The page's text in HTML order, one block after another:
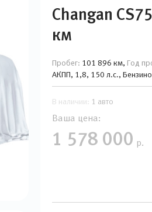
Changan
км
Пробег: 101 896 км, Год
АКПП, 1,8, 150 л.с.,
В наличии: 1 авто
Ваша цена:
1 578 000 р.